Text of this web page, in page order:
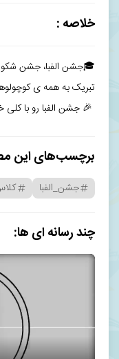
خلاصه :
🎓جشن الفبا، جشن
تبریک به همه ی
🎉 جشن الفبا رو با
برچسب‌های این
جشن_الفبا
چند رسانه ای ها: